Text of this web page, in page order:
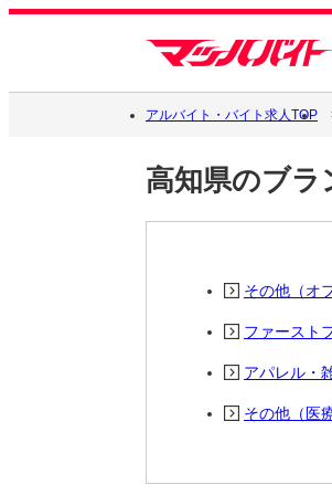
アルバイト・バイト求人TOP
高知県のブ
その他（オ
ファースト
アパレル・
その他（医